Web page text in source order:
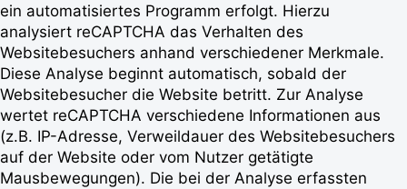
ein automatisiertes Programm erfolgt. Hierzu
analysiert reCAPTCHA das Verhalten des
Websitebesuchers anhand verschiedener Merkmale.
Diese Analyse beginnt automatisch, sobald der
Websitebesucher die Website betritt. Zur Analyse
wertet reCAPTCHA verschiedene Informationen aus
(z.B. IP-Adresse, Verweildauer des Websitebesuchers
auf der Website oder vom Nutzer getätigte
Mausbewegungen). Die bei der Analyse erfassten